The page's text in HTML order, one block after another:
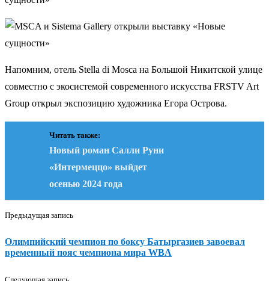
Напомним, отель Stella di Mosca на Большой Никитской улице
совместно с экосистемой современного искусства FRSTV Art
Group открыл экспозицию художника Егора Острова.
Читать также:
Новый роман Салли Руни
«Интермеццо» выйдет
осенью 2024 года
Предыдущая запись
Олимпийский чемпион по боксу Батыргазиев завоевал
временный пояс чемпиона мира WBA